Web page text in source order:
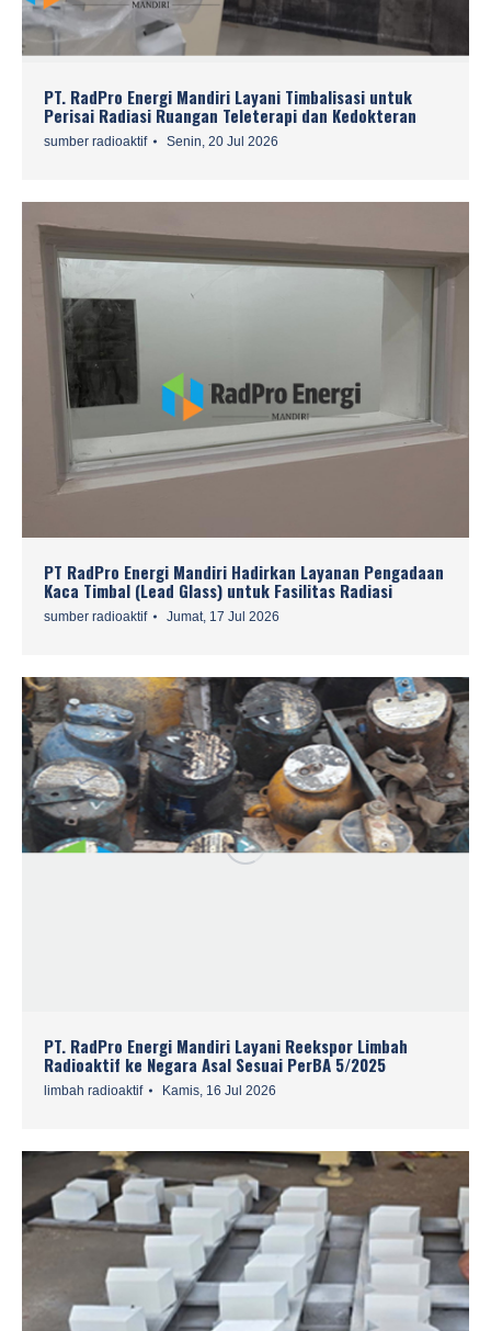
PT. RadPro Energi Mandiri Layani Timbalisasi untuk
Perisai Radiasi Ruangan Teleterapi dan Kedokteran
sumber radioaktif Senin, 20 Jul 2026
PT RadPro Energi Mandiri Hadirkan Layanan Pengadaan
Kaca Timbal (Lead Glass) untuk Fasilitas Radiasi
sumber radioaktif Jumat, 17 Jul 2026
PT. RadPro Energi Mandiri Layani Reekspor Limbah
Radioaktif ke Negara Asal Sesuai PerBA 5/2025
limbah radioaktif Kamis, 16 Jul 2026